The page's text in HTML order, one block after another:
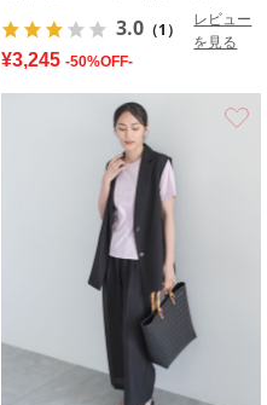
3.0 （1）
レビュー
を見る
¥3,245 -50%OFF-